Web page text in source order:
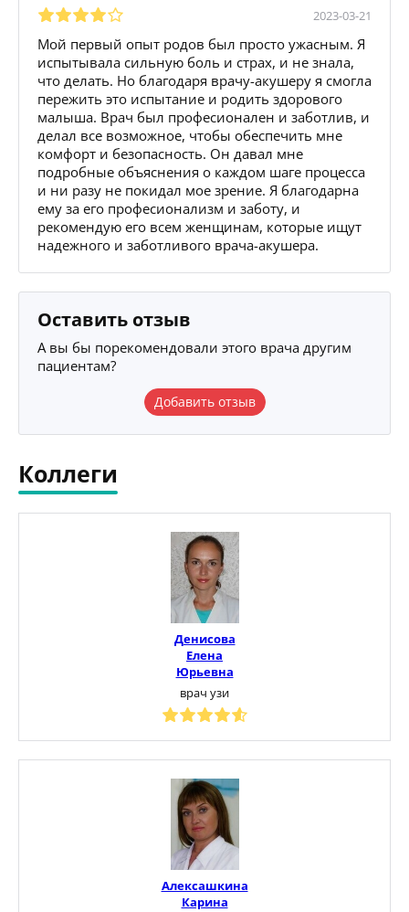
2023-03-21
Мой первый опыт родов был просто ужасным. Я
испытывала сильную боль и страх, и не знала,
что делать. Но благодаря врачу-акушеру я смогла
пережить это испытание и родить здорового
малыша. Врач был професионален и заботлив, и
делал все возможное, чтобы обеспечить мне
комфорт и безопасность. Он давал мне
подробные объяснения о каждом шаге процесса
и ни разу не покидал мое зрение. Я благодарна
ему за его професионализм и заботу, и
рекомендую его всем женщинам, которые ищут
надежного и заботливого врача-акушера.
Оставить отзыв
А вы бы порекомендовали этого врача другим
пациентам?
Добавить отзыв
Коллеги
Денисова
Елена
Юрьевна
врач узи
Алексашкина
Карина